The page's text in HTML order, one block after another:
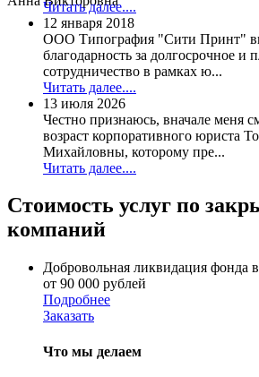
Читать далее....
12 января 2018
ООО Типография "Сити Принт"
благодарность за долгосрочное и
сотрудничество в рамках ю...
Читать далее....
13 июля 2026
Честно признаюсь, вначале меня
возраст корпоративного юриста
Михайловны, которому пре...
Читать далее....
Стоимость услуг по
компаний
Добровольная ликвидация фонда
от 90 000 рублей
Подробнее
Заказать
Что мы делаем